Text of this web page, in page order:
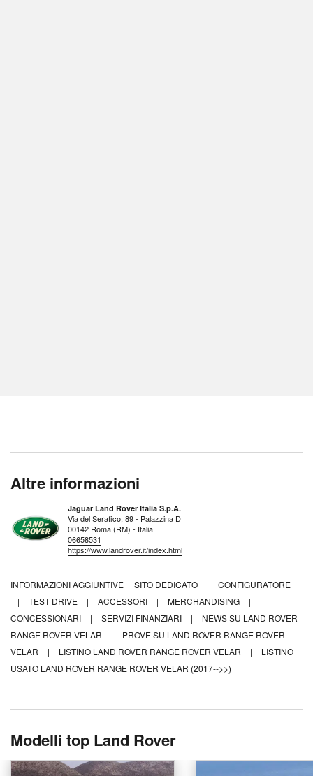
Altre informazioni
Jaguar Land Rover Italia S.p.A.
Via del Serafico, 89 - Palazzina D
00142 Roma (RM) - Italia
06658531
https://www.landrover.it/index.html
INFORMAZIONI AGGIUNTIVE SITO DEDICATO |
CONFIGURATORE
|
TEST DRIVE | ACCESSORI | MERCHANDISING
|
CONCESSIONARI
| SERVIZI FINANZIARI |
NEWS SU LAND ROVER
RANGE ROVER VELAR
|
PROVE SU LAND ROVER RANGE ROVER
VELAR
| LISTINO LAND ROVER RANGE ROVER VELAR |
LISTINO
USATO LAND ROVER RANGE ROVER VELAR (2017-->>)
Modelli top Land Rover